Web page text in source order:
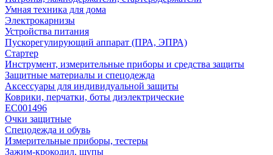
Умная техника для дома
Электрокарнизы
Устройства питания
Пускорегулирующий аппарат (ПРА, ЭПРА)
Стартер
Инструмент, измерительные приборы и средства защиты
Защитные материалы и спецодежда
Аксессуары для индивидуальной защиты
Коврики, перчатки, боты диэлектрические
EC001496
Очки защитные
Спецодежда и обувь
Измерительные приборы, тестеры
Зажим-крокодил, щупы